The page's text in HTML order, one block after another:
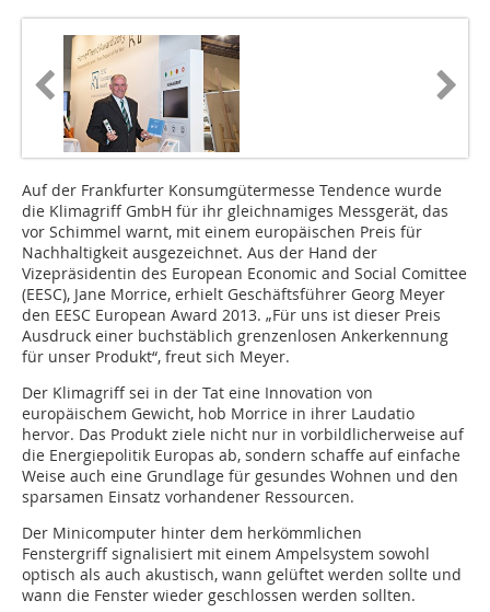
Auf der Frankfurter Konsumgütermesse Tendence wurde
die Klimagriff GmbH für ihr gleichnamiges Messgerät, das
vor Schimmel warnt, mit einem europäischen Preis für
Nachhaltigkeit ausgezeichnet. Aus der Hand der
Vizepräsidentin des European Economic and Social Comittee
(EESC), Jane Morrice, erhielt Geschäftsführer Georg Meyer
den EESC European Award 2013. „Für uns ist dieser Preis
Ausdruck einer buchstäblich grenzenlosen Ankerkennung
für unser Produkt“, freut sich Meyer.
Der Klimagriff sei in der Tat eine Innovation von
europäischem Gewicht, hob Morrice in ihrer Laudatio
hervor. Das Produkt ziele nicht nur in vorbildlicherweise auf
die Energiepolitik Europas ab, sondern schaffe auf einfache
Weise auch eine Grundlage für gesundes Wohnen und den
sparsamen Einsatz vorhandener Ressourcen.
Der Minicomputer hinter dem herkömmlichen
Fenstergriff sig­nalisiert mit einem Ampelsystem sowohl
optisch als auch akustisch, wann gelüftet werden sollte und
wann die Fenster wieder geschlossen werden sollten.